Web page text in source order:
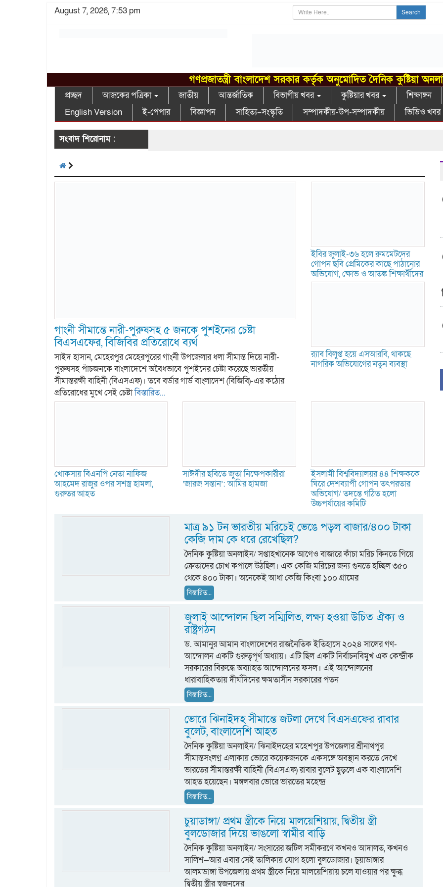
August 7, 2026, 7:53 pm Search
গণপ্রজাতন্ত্রী বাংলাদেশ সরকার কর্তৃক অনুমোদিত দৈনিক কুষ্টিয়া
প্রচ্ছদ আজকের পত্রিকা জাতীয় আন্তর্জাতিক বিভাগীয় খবর কুষ্টিয়ার খবর শিক্ষাঙ্গন
English Version
ই-পেপার বিজ্ঞাপন সাহিত্য–সংস্কৃতি সম্পাদকীয়-উপ-সম্পাদকীয় ভিডিও খবর
সংবাদ শিরোনাম :
গাংনী সীমান্তে নারী-পুরুষসহ ৫ জনকে পুশইনের চেষ্টা
বিএসএফের, বিজিবির প্রতিরোধে ব্যর্থ
সাইদ হাসান, মেহেরপুর মেহেরপুরের গাংনী উপজেলার ধলা সীমান্ত দিয়ে নারী-
পুরুষসহ পাঁচজনকে বাংলাদেশে অবৈধভাবে পুশইনের চেষ্টা করেছে ভারতীয়
সীমান্তরক্ষী বাহিনী (বিএসএফ)। তবে বর্ডার গার্ড বাংলাদেশ (বিজিবি)-এর কঠোর
প্রতিরোধের মুখে সেই চেষ্টাবিস্তারিত...
ইবির জুলাই-৩৬ হলে রুমমেটদের
গোপন ছবি প্রেমিকের কাছে পাঠানোর
অভিযোগ, ক্ষোভ ও আতঙ্ক শিক্ষার্থীদের
র‍্যাব বিলুপ্ত হয়ে এসআরবি, থাকছে
নাগরিক অভিযোগের নতুন ব্যবস্থা
খোকসায় বিএনপি নেতা নাফিজ
আহমেদ রাজুর ওপর সশস্ত্র হামলা,
গুরুতর আহত
সাঈদীর ছবিতে জুতা নিক্ষেপকারীরা
‘জারজ সন্তান’: আমির হামজা
ইসলামী বিশ্ববিদ্যালয়র ৪৪ শিক্ষককে
ঘিরে দেশব্যাপী গোপন তৎপরতার
অভিযোগ/ তদন্তে গঠিত হলো
উচ্চপর্যায়ের কমিটি
মাত্র ৯১ টন ভারতীয় মরিচেই ভেঙে পড়ল বাজার/৪০০ টাকা
কেজি দাম কে ধরে রেখেছিল?
দৈনিক কুষ্টিয়া অনলাইন/ সপ্তাহখানেক আগেও বাজারে কাঁচা মরিচ কিনতে গিয়ে
ক্রেতাদের চোখ কপালে উঠছিল। এক কেজি মরিচের জন্য গুনতে হচ্ছিল ৩৫০
থেকে ৪০০ টাকা। অনেকেই আধা কেজি কিংবা ১০০ গ্রামের
বিস্তারিত...
জুলাই আন্দোলন ছিল সম্মিলিত, লক্ষ্য হওয়া উচিত ঐক্য ও
রাষ্ট্রগঠন
ড. আমানুর আমান বাংলাদেশের রাজনৈতিক ইতিহাসে ২০২৪ সালের গণ-
আন্দোলন একটি গুরুত্বপূর্ণ অধ্যায়। এটি ছিল একটি নির্বাচনবিমুখ এক কেন্দ্রীক
সরকারের বিরুদ্ধে অব্যাহত আন্দোলনের ফসল। এই আন্দোলনের
ধারাবাহিকতায় দীর্ঘদিনের ক্ষমতাসীন সরকারের পতন
বিস্তারিত...
ভোরে ঝিনাইদহ সীমান্তে জটলা দেখে বিএসএফের রাবার
বুলেট, বাংলাদেশি আহত
দৈনিক কুষ্টিয়া অনলাইন/ ঝিনাইদহের মহেশপুর উপজেলার শ্রীনাথপুর
সীমান্তসংলগ্ন এলাকায় ভোরে কয়েকজনকে একসঙ্গে অবস্থান করতে দেখে
ভারতের সীমান্তরক্ষী বাহিনী (বিএসএফ) রাবার বুলেট ছুড়লে এক বাংলাদেশি
আহত হয়েছেন। মঙ্গলবার ভোরে ভারতের মহেন্দ্র
বিস্তারিত...
চুয়াডাঙ্গা/ প্রথম স্ত্রীকে নিয়ে মালয়েশিয়ায়, দ্বিতীয় স্ত্রী
বুলডোজার দিয়ে ভাঙলো স্বামীর বাড়ি
দৈনিক কুষ্টিয়া অনলাইন/ সংসারের জটিল সমীকরণে কখনও আদালত, কখনও
সালিশ—আর এবার সেই তালিকায় যোগ হলো বুলডোজার। চুয়াডাঙ্গার
আলমডাঙ্গা উপজেলায় প্রথম স্ত্রীকে নিয়ে মালয়েশিয়ায় চলে যাওয়ার পর ক্ষুব্ধ
দ্বিতীয় স্ত্রীর স্বজনদের